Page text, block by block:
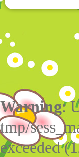
Warning:
tmp/
exceeded